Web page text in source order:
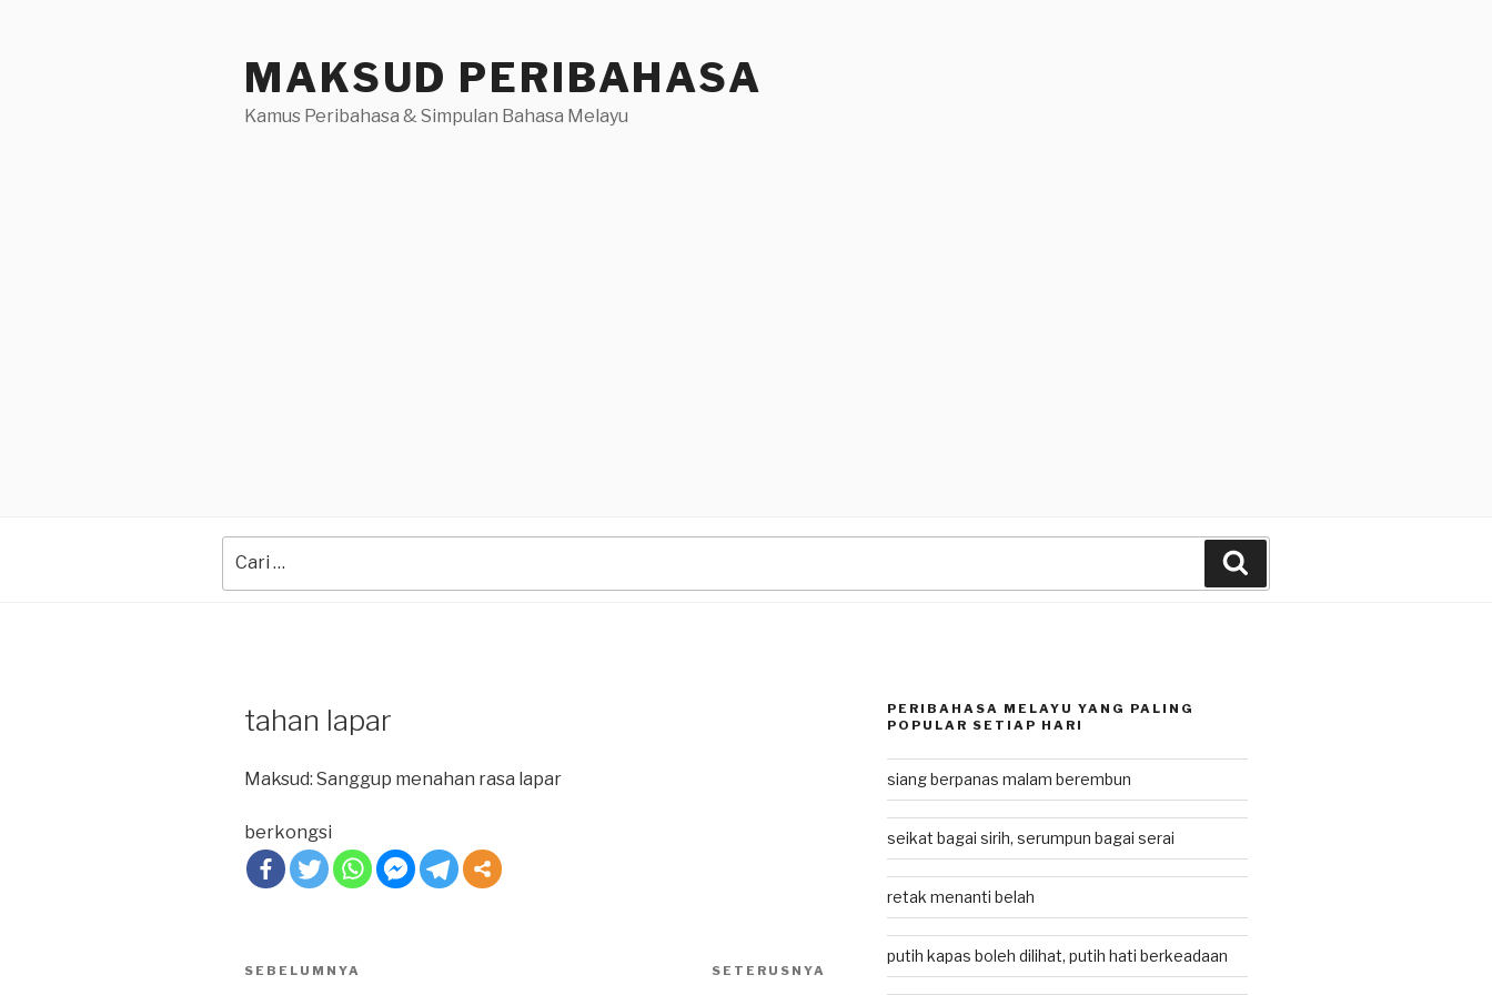
MAKSUD PERIBAHASA
Kamus Peribahasa & Simpulan Bahasa Melayu
for:
tahan lapar
Maksud: Sanggup menahan rasa lapar
berkongsi
Post
Previous
SEBELUMNYA SETERUSNYA
PERIBAHASA MELAYU YANG PALING
POPULAR SETIAP HARI
siang berpanas malam berembun
seikat bagai sirih, serumpun bagai serai
retak menanti belah
putih kapas boleh dilihat, putih hati berkeadaan